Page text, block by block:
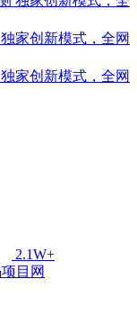
家创新模式，全网
家创新模式，全网
2.1W+